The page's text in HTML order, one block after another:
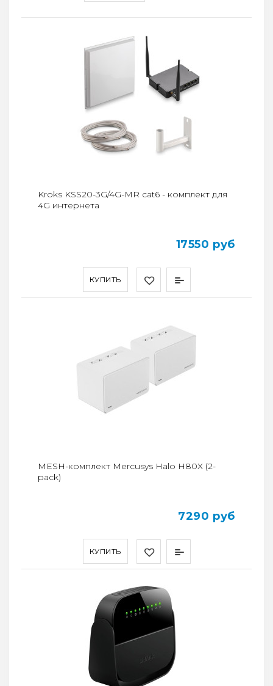
КУПИТЬ
Kroks KSS20-3G/4G-MR cat6 - комплект для
4G интернета
17550 руб
КУПИТЬ
MESH-комплект Mercusys Halo H80X (2-
pack)
7290 руб